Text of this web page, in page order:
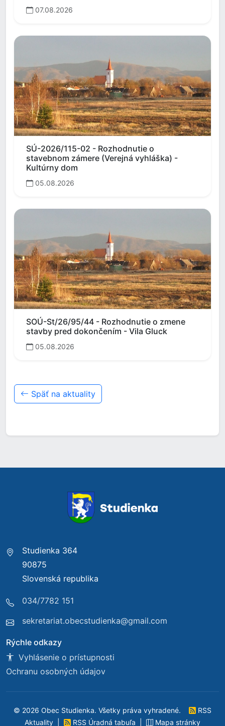
07.08.2026
SÚ-2026/115-02 - Rozhodnutie o
stavebnom zámere (Verejná vyhláška) -
Kultúrny dom
05.08.2026
SOÚ-St/26/95/44 - Rozhodnutie o zmene
stavby pred dokončením - Vila Gluck
05.08.2026
Späť na aktuality
Studienka 364
90875
Slovenská republika
034/7782 151
sekretariat.obecstudienka@gmail.com
Rýchle odkazy
Vyhlásenie o prístupnosti
Ochranu osobných údajov
© 2026 Obec Studienka. Všetky práva vyhradené.
RSS
Aktuality
RSS Úradná tabuľa Mapa stránky